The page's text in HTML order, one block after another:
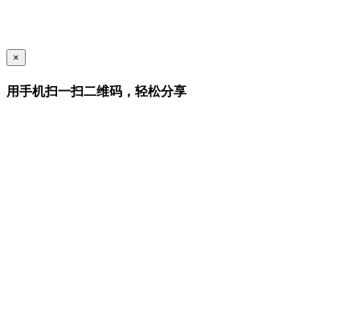
×
用手机扫一扫二维码，轻松分享